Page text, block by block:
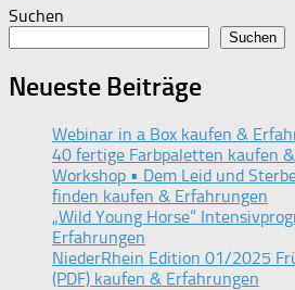
Suchen
Suchen
Neueste Beiträge
Webinar in a Box kaufen &
40 fertige Farbpaletten kaufen
Workshop • Dem Leid und
finden kaufen & Erfahrungen
„Wild Young Horse“
Erfahrungen
NiederRhein Edition 01/2025
(PDF) kaufen & Erfahrungen